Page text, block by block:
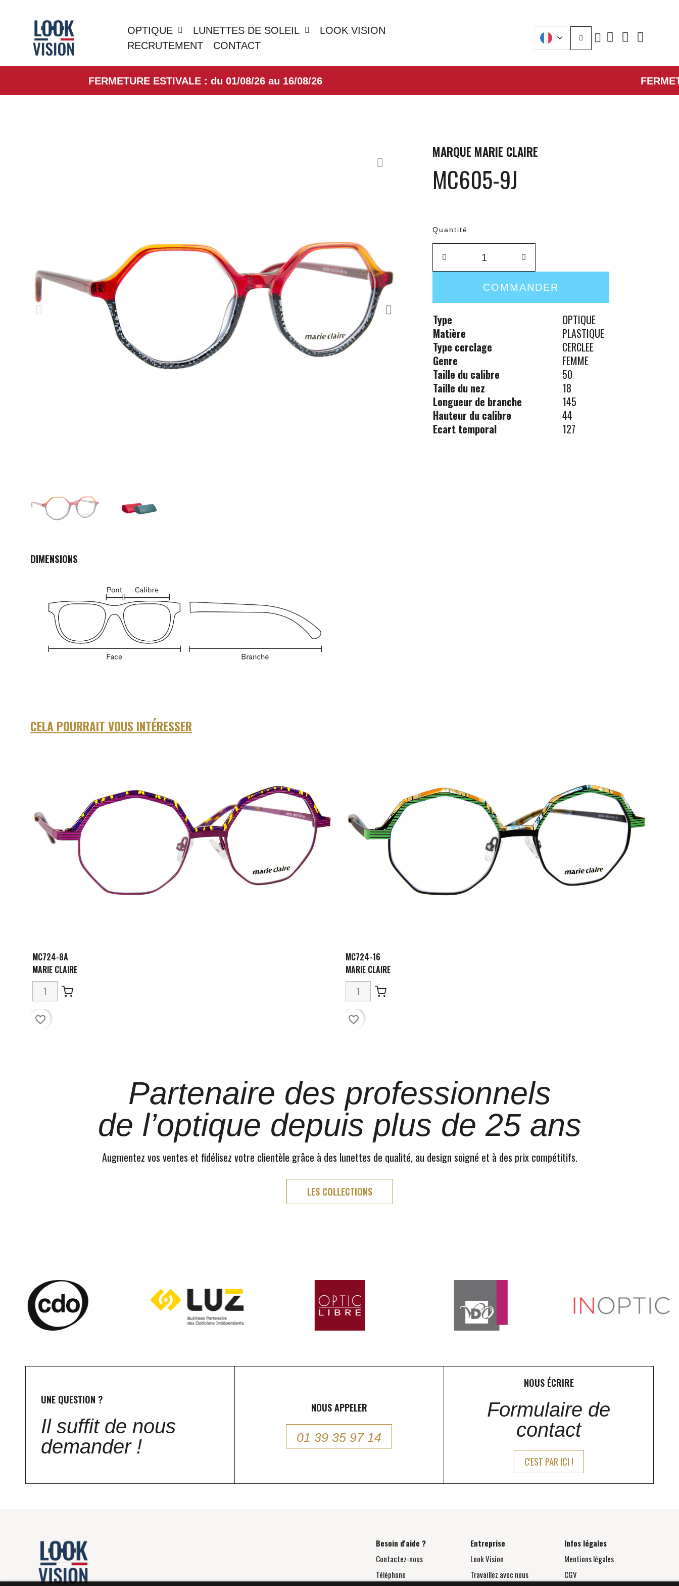
OPTIQUE LUNETTES DE SOLEIL
LOOK VISION
RECRUTEMENT
CONTACT
FERMETURE ESTIVALE : du 01/08/26 au 16/08/26
DIMENSIONS
MARQUE MARIE CLAIRE
MC605-9J
Quantité
COMMANDER
Type
OPTIQUE
Matière
PLASTIQUE
Type cerclage
CERCLEE
Genre
FEMME
Taille du calibre
50
Taille du nez
18
Longueur de branche
145
Hauteur du calibre
44
Ecart temporal
127
CELA POURRAIT VOUS INTÉRESSER
MC724-8A
MARIE CLAIRE
favorite_border
MC724-16
MARIE CLAIRE
favorite_border
Partenaire des professionnels
de l’optique depuis plus de 25 ans
Augmentez vos ventes et fidélisez votre clientèle grâce à des lunettes de qualité, au design soigné et à des prix compétitifs.
LES COLLECTIONS
UNE QUESTION ?
Il suffit de nous
demander !
NOUS APPELER
01 39 35 97 14
NOUS ÉCRIRE
Formulaire de
contact
C'EST PAR ICI !
Besoin d'aide ?
Contactez-nous
Téléphone
Entreprise
Look Vision
Travaillez avec nous
Infos légales
Mentions légales
CGV